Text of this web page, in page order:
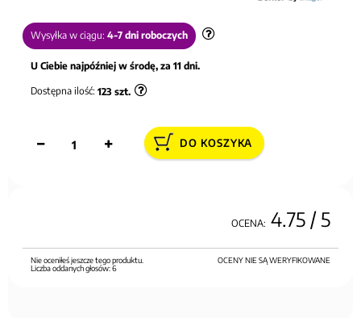
Wysyłka w ciągu: 4-7 dni roboczych
U Ciebie najpóźniej w środę, za 11 dni.
Dostępna ilość: 123 szt.
DO KOSZYKA
OCENA: 4.75 / 5
OCENY NIE SĄ WERYFIKOWANE
Nie oceniłeś jeszcze tego produktu.
Liczba oddanych głosów:6